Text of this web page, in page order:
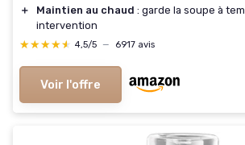
＋
Maintien au chaud : garde la soupe à
intervention
★★★★★
★★★★★ 4,5/5 — 6917 avis
Voir l'offre